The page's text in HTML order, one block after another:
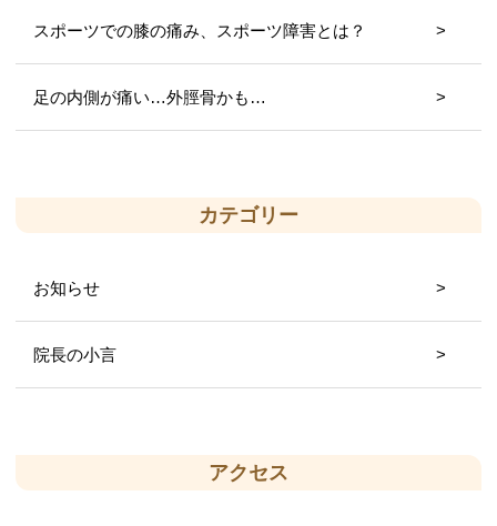
スポーツでの膝の痛み、スポーツ障害とは？
足の内側が痛い…外脛骨かも…
カテゴリー
お知らせ
院長の小言
アクセス